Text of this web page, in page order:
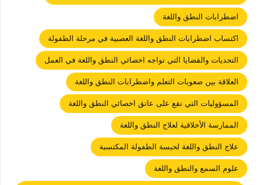
اضطرابات النطق واللغة
اكتساب اضطرابات النطق واللغة العصبية في مرحلة الطفولة
التحديات والقضايا التي تواجه اخصائي النطق واللغة في العمل
العلاقة بين صعوبات التعلم واضطرابات النطق واللغة
المسؤوليات التي تقع على عاتق اخصائي النطق واللغة
الممارسة الأخلاقية لعلاج النطق واللغة
علاج النطق واللغة لحبسة الطفولة المكتسبة
علوم السمع والنطق واللغة